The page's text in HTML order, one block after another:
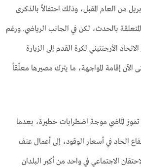
في 30 إبريل من العام المقبل، وذلك احتفالاً بالذكرى
بالحدث، لكن في الجانب الرياضي. ورغم
الأرجنتيني لكرة القدم إلى الزيارة
إقامة المواجهة، ما يترك مصيرها معلّقاً
الأنغولية لواندا يومي 28 و29 يوليو/ تموز الماضي موجة اضطرابات خطيرة، بعدما
الحاد في أسعار الوقود، إلى أعمال عنف
الاجتماعي في واحد من أكبر البلدان